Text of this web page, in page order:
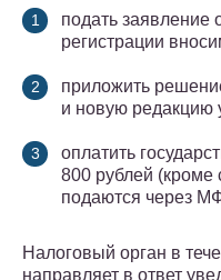
подать заявление
регистрации
приложить
и новую редакцию
оплатить
800 рублей (кроме
подаются через
Налоговый орган в
направляет в ответ